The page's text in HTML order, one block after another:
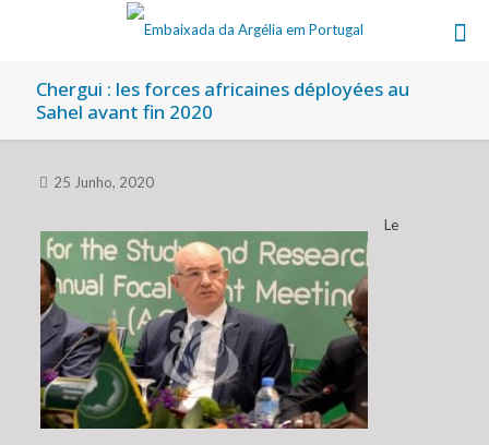
Chergui : les forces africaines déployées au
Sahel avant fin 2020
25 Junho, 2020
Le